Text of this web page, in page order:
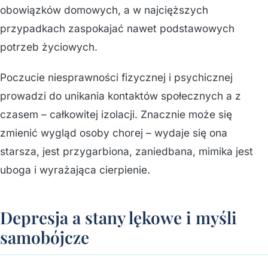
obowiązków domowych, a w najcięższych
przypadkach zaspokajać nawet podstawowych
potrzeb życiowych.
Poczucie niesprawności fizycznej i psychicznej
prowadzi do unikania kontaktów społecznych a z
czasem – całkowitej izolacji. Znacznie może się
zmienić wygląd osoby chorej – wydaje się ona
starsza, jest przygarbiona, zaniedbana, mimika jest
uboga i wyrażająca cierpienie.
Depresja a stany lękowe i myśli
samobójcze